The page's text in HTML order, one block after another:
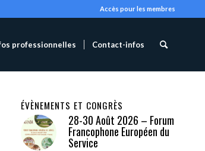
Accès pour les membres
professionnelles Contact-infos
ÉVÈNEMENTS ET CONGRÈS
28-30 Août 2026 – Forum
Francophone Européen du
Service